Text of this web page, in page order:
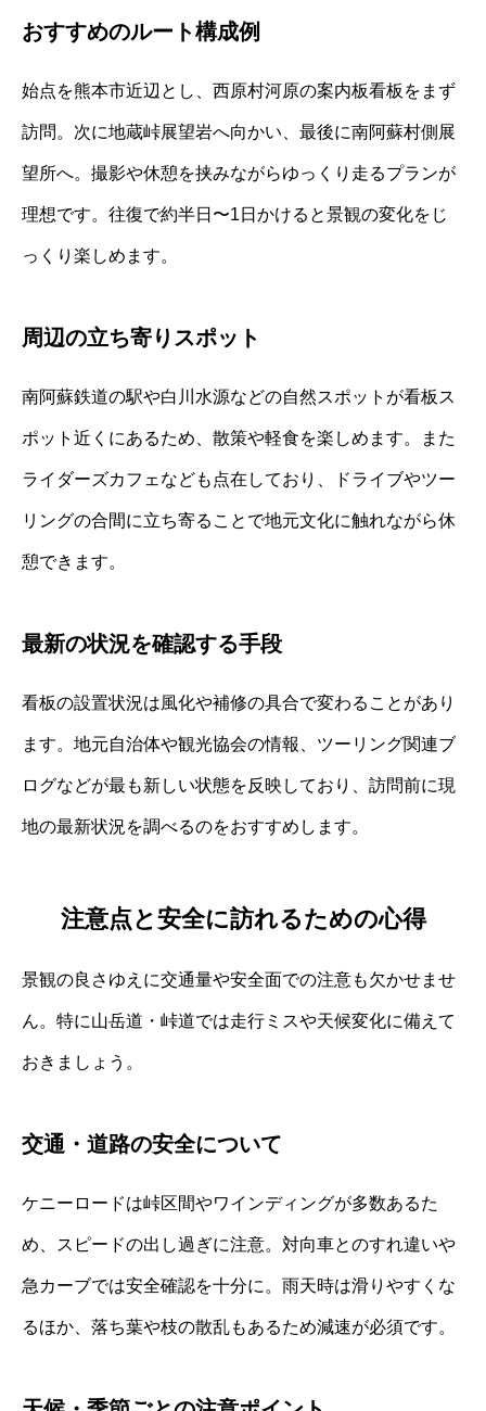
おすすめのルート構成例
始点を熊本市近辺とし、西原村河原の案内板看板をまず
訪問。次に地蔵峠展望岩へ向かい、最後に南阿蘇村側展
望所へ。撮影や休憩を挟みながらゆっくり走るプランが
理想です。往復で約半日〜1日かけると景観の変化をじ
っくり楽しめます。
周辺の立ち寄りスポット
南阿蘇鉄道の駅や白川水源などの自然スポットが看板ス
ポット近くにあるため、散策や軽食を楽しめます。また
ライダーズカフェなども点在しており、ドライブやツー
リングの合間に立ち寄ることで地元文化に触れながら休
憩できます。
最新の状況を確認する手段
看板の設置状況は風化や補修の具合で変わることがあり
ます。地元自治体や観光協会の情報、ツーリング関連ブ
ログなどが最も新しい状態を反映しており、訪問前に現
地の最新状況を調べるのをおすすめします。
注意点と安全に訪れるための心得
景観の良さゆえに交通量や安全面での注意も欠かせませ
ん。特に山岳道・峠道では走行ミスや天候変化に備えて
おきましょう。
交通・道路の安全について
ケニーロードは峠区間やワインディングが多数あるた
め、スピードの出し過ぎに注意。対向車とのすれ違いや
急カーブでは安全確認を十分に。雨天時は滑りやすくな
るほか、落ち葉や枝の散乱もあるため減速が必須です。